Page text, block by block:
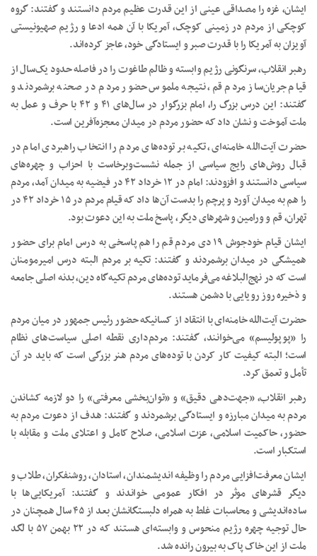
ایشان، غزه را مصداقی عینی از این قدرت عظیم مردم دانستند و گفتند: گروه
کوچکی از مردم در زمینی کوچک، آمریکا با آن همه ادعا و رژیم صهیونیستی
آویزان به آمریکا را با قدرت صبر و ایستادگی خود، عاجز کرده‌اند.
رهبر انقلاب، سرنگونی رژیم وابسته و ظالم طاغوت را در فاصله حدود یک‌سال از
قیام جریان‌ساز مردم قم، نتیجه ملموس حضور مردم در صحنه برشمردند و
گفتند: این درس بزرگ را، امام بزرگوار در سال‌های ۴۱ و ۴۲ با حرف و عمل به
ملت آموخت و نشان داد که حضور مردم در میدان معجزه‌آفرین است.
حضرت آیت‌الله خامنه‌ای، تکیه بر توده‌های مردم را انتخاب راهبردی امام در
قبال روش‌های رایج سیاسی از جمله نشست‌وبرخاست با احزاب و چهره‌های
سیاسی دانستند و افزودند: امام در ۱۲ خرداد ۴۲ در فیضیه به میدان آمد، مردم
را هم به میدان آورد و پرچم را بدست آن‌ها داد که قیام مردم در ۱۵ خرداد ۴۲ در
تهران، قم و ورامین و شهرهای دیگر، پاسخ ملت به این دعوت بود.
ایشان قیام خودجوش ۱۹ دی مردم قم را هم پاسخی به درس امام برای حضور
همیشگی در میدان برشمردند و گفتند: تکیه بر مردم البته درس امیرمومنان
است که در نهج‌البلاغه می‌فرماید توده‌های مردم تکیه‌گاه دین، بدنه اصلی جامعه
و ذخیره روز رویایی با دشمن هستند.
حضرت آیت‌الله خامنه‌ای با انتقاد از کسانیکه حضور رئیس جمهور در میان مردم
را «پوپولیسم» می‌خوانند، گفتند: مردم‌داری نقطه اصلی سیاست‌های نظام
است؛ البته کیفیت کار کردن با توده‌های مردم هنر بزرگی است که باید در آن
تأمل و تعمق کرد.
رهبر انقلاب، «جهت‌دهی دقیق» و «توان‌بخشی معرفتی» را دو لازمه کشاندن
مردم به میدان مبارزه و ایستادگی برشمردند و گفتند: هدف از دعوت مردم به
حضور، حاکمیت اسلامی، عزت اسلامی، صلاح کامل و اعتلای ملت و مقابله با
استکبار است.
ایشان معرفت‌افزایی مردم را وظیفه اندیشمندان، استادان، روشنفکران، طلاب و
دیگر قشرهای موثر در افکار عمومی خواندند و گفتند: آمریکایی‌ها با
ساده‌اندیشی و محاسبات غلط به همراه دلبستگانشان بعد از ۴۵ سال همچنان در
حال توجیه چهره‌ رژیم منحوس و وابسته‌ای هستند که در ۲۲ بهمن ۵۷ با لگد
ملت از این خاک پاک به بیرون رانده شد.